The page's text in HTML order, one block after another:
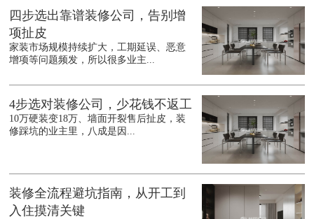
四步选出靠谱装修公司，告别增
项扯皮
家装市场规模持续扩大，工期延误、恶意
增项等问题频发，所以很多业主...
4步选对装修公司，少花钱不返工
10万硬装变18万、墙面开裂售后扯皮，装
修踩坑的业主里，八成是因...
装修全流程避坑指南，从开工到
入住摸清关键